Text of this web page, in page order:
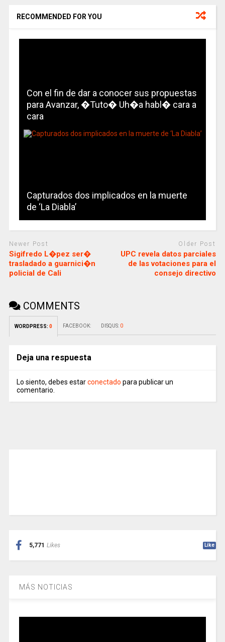
RECOMMENDED FOR YOU
Con el fin de dar a conocer sus propuestas
para Avanzar, �Tuto� Uh�a habl� cara a
cara
Capturados dos implicados en la muerte
de ‘La Diabla’
Newer Post
Sigifredo L�pez ser�
trasladado a guarnici�n
policial de Cali
Older Post
UPC revela datos parciales
de las votaciones para el
consejo directivo
COMMENTS
WORDPRESS: 0 FACEBOOK: DISQUS: 0
Deja una respuesta
Lo siento, debes estarconectado para publicar un
comentario.
5,771 Likes Like
MÁS NOTICIAS